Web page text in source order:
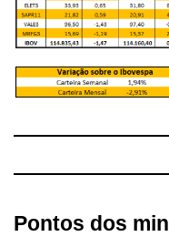
Pontos dos